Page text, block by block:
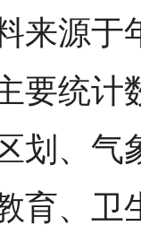
来源于
要统计
划、气
育、卫